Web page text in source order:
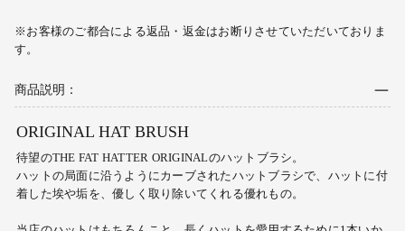
※お客様のご都合による返品・返金はお断りさせていただいておりま
す。
商品説明：
ORIGINAL HAT BRUSH
待望のTHE FAT HATTER ORIGINALのハットブラシ。
ハットの局面に沿うようにカーブされたハットブラシで、ハットに付
着した埃や垢を、優しく取り除いてくれる優れもの。